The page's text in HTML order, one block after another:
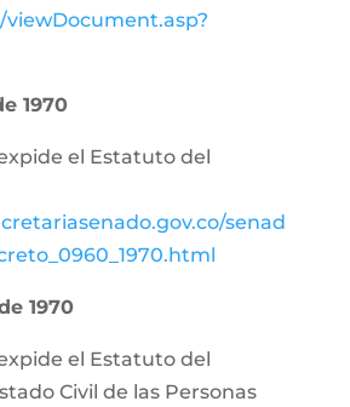
viewDocument.asp?
1970
el Estatuto del
senad
1970
el Estatuto del
Civil de las Personas